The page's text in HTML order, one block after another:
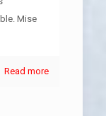
Mise
Read more